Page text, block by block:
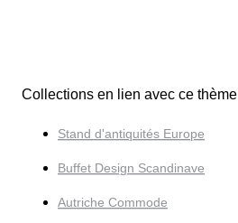
Collections en lien avec ce thème
Stand d'antiquités Europe
Buffet Design Scandinave
Autriche Commode